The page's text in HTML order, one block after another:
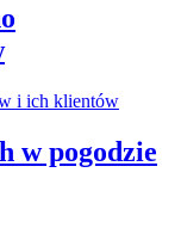
w pogodzie